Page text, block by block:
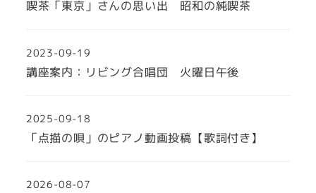
喫茶「東京」さんの思い出 昭和の純喫茶
講座案内：リビング合唱団 火曜日午後
2023-09-19
「点描の唄」のピアノ動画投稿【歌詞付き】
2025-09-18
2026-08-07